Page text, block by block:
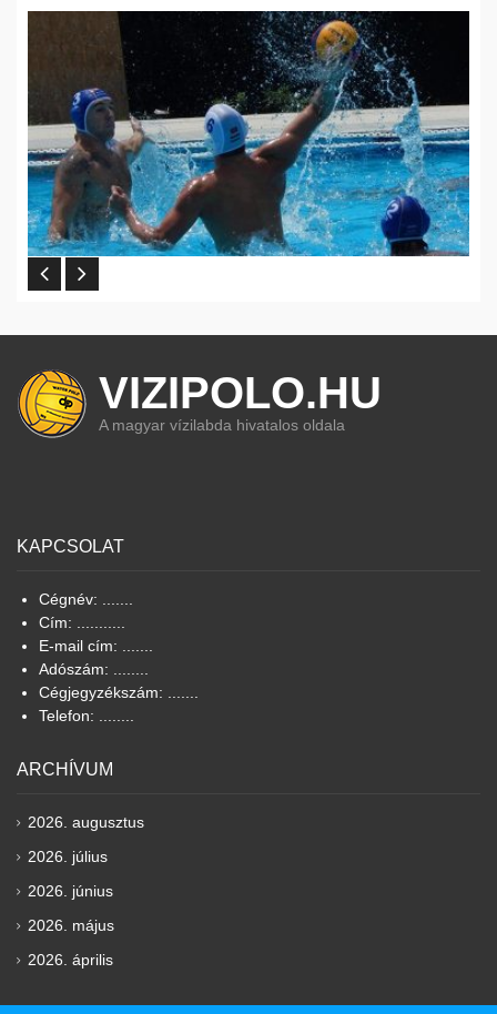
VIZIPOLO.HU
A magyar vízilabda hivatalos oldala
KAPCSOLAT
Cégnév: .......
Cím: ...........
E-mail cím: .......
Adószám: ........
Cégjegyzékszám: .......
Telefon: ........
ARCHÍVUM
2026. augusztus
2026. július
2026. június
2026. május
2026. április